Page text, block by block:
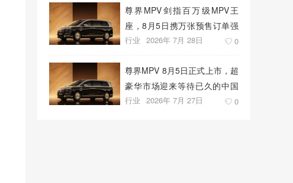
尊界MPV剑指百万级MPV王
座，8月5日携万张预售订单强
势上市
行业 2026年 7月 28日 0
尊界MPV 8月5日正式上市，超
豪华市场迎来等待已久的中国
答案
行业 2026年 7月 27日 0